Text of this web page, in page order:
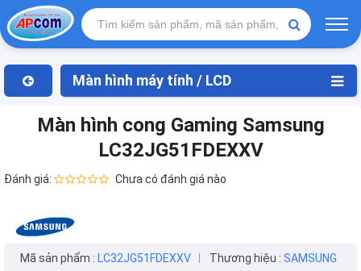
Màn hình máy tính / LCD
Màn hình cong Gaming Samsung
LC32JG51FDEXXV
Đánh giá: Chưa có đánh giá nào
Mã sản phẩm : LC32JG51FDEXXV Thương hiệu : SAMSUNG